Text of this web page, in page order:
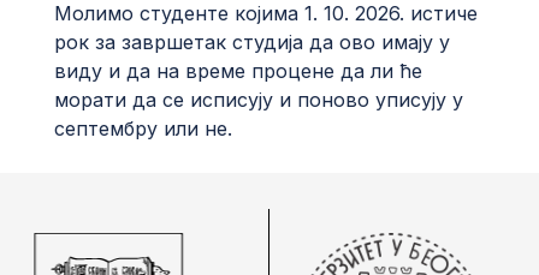
Молимо студенте којима 1. 10. 2026. истиче
рок за завршетак студија да ово имају у
виду и да на време процене да ли ће
морати да се исписују и поново уписују у
септембру или не.